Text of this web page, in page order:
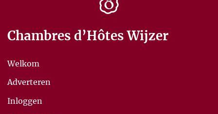
Chambres d’Hôtes Wijzer
Welkom
Adverteren
Inloggen